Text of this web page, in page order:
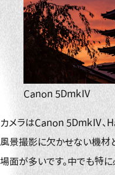
Canon 5DmkⅣ
カメラはCanon 5DmkⅣ、
風景撮影に欠かせない機材
場面が多いです。中でも特